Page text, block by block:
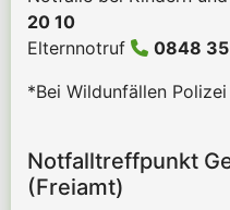
20 10
Elternnotruf
0848
*Bei Wildunfällen
Notfalltreffpunkt
(Freiamt)